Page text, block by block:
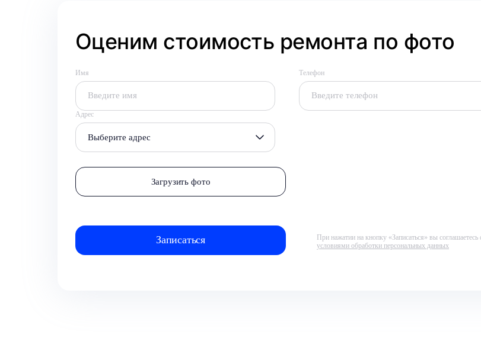
Оценим стоимость ремонта по фото
Имя Телефон
Адрес
Выберите адрес
Загрузить фото
При нажатии на кнопку «Записаться» вы соглашаетесь
условиями обработки персональных данных